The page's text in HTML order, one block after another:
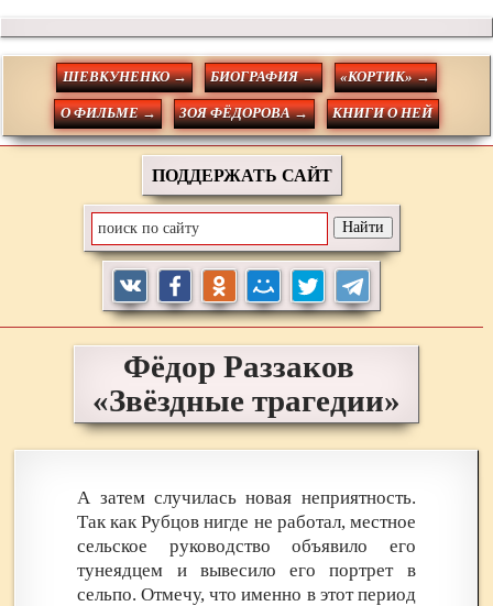
ШЕВКУНЕНКО → БИОГРАФИЯ → «КОРТИК» →
О ФИЛЬМЕ → ЗОЯ ФЁДОРОВА → КНИГИ О НЕЙ
ПОДДЕРЖАТЬ САЙТ
Фёдор Раззаков
«Звёздные трагедии»
А затем случилась новая неприятность.
Так как Рубцов нигде не работал, местное
сельское руководство объявило его
тунеядцем и вывесило его портрет в
сельпо. Отмечу, что именно в этот период